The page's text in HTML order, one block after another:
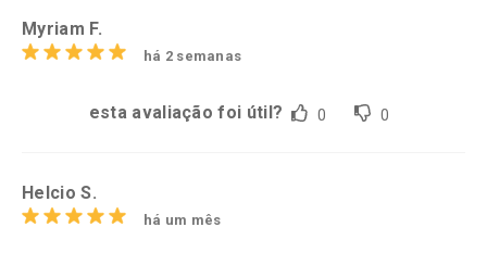
Myriam F.
há 2 semanas
esta avaliação foi útil? 0 0
Helcio S.
há um mês